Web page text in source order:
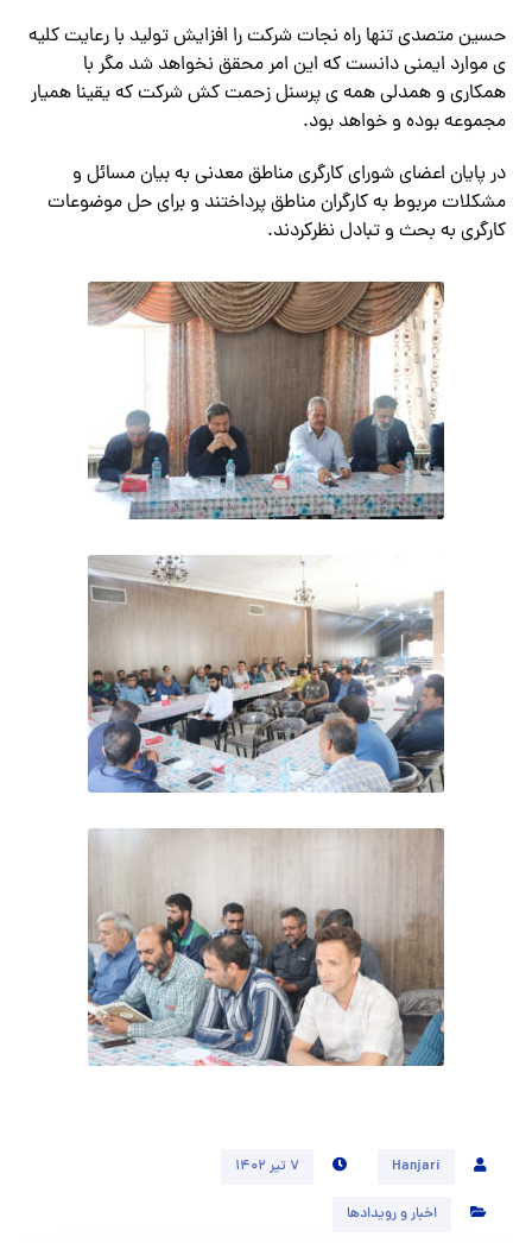
حسین متصدی تنها راه نجات شرکت را افزایش تولید با رعایت کلیه
ی موارد ایمنی دانست که این امر محقق نخواهد شد مگر با
همکاری و همدلی همه ی پرسنل زحمت کش شرکت که یقینا همیار
مجموعه بوده و خواهد بود.
در پایان اعضای شورای کارگری مناطق معدنی به بیان مسائل و
مشکلات مربوط به کارگران مناطق پرداختند و برای حل موضوعات
کارگری به بحث و تبادل نظرکردند.
Hanjari ۷ تیر ۱۴۰۲
اخبار و رویدادها